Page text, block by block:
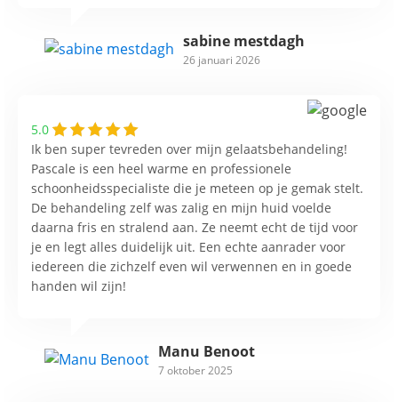
sabine mestdagh
26 januari 2026
5.0
Ik ben super tevreden over mijn gelaatsbehandeling!
Pascale is een heel warme en professionele
schoonheidsspecialiste die je meteen op je gemak stelt.
De behandeling zelf was zalig en mijn huid voelde
daarna fris en stralend aan. Ze neemt echt de tijd voor
je en legt alles duidelijk uit. Een echte aanrader voor
iedereen die zichzelf even wil verwennen en in goede
handen wil zijn!
Manu Benoot
7 oktober 2025